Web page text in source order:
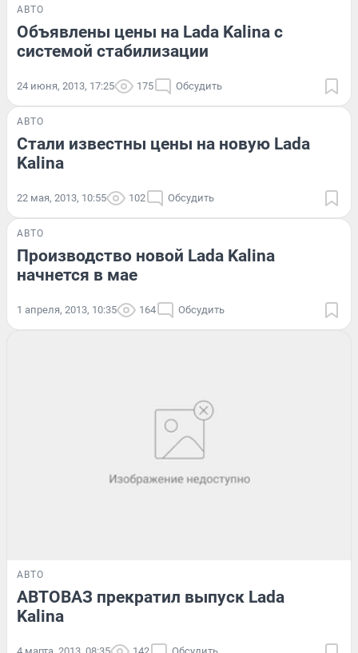
АВТО
Объявлены цены на Lada Kalina с
системой стабилизации
24 июня, 2013, 17:25 175 Обсудить
АВТО
Стали известны цены на новую Lada
Kalina
22 мая, 2013, 10:55 102 Обсудить
АВТО
Производство новой Lada Kalina
начнется в мае
1 апреля, 2013, 10:35 164 Обсудить
АВТО
АВТОВАЗ прекратил выпуск Lada
Kalina